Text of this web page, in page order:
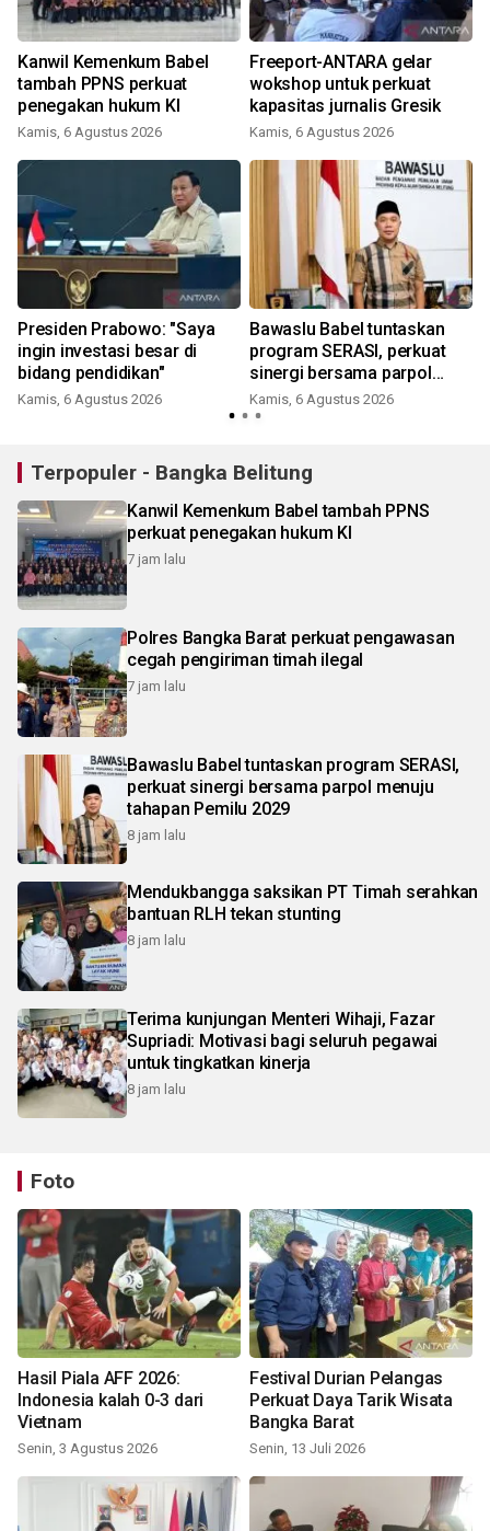
Kanwil Kemenkum Babel
tambah PPNS perkuat
penegakan hukum KI
Kamis, 6 Agustus 2026
Freeport-ANTARA gelar
wokshop untuk perkuat
kapasitas jurnalis Gresik
Kamis, 6 Agustus 2026
Presiden Prabowo: "Saya
ingin investasi besar di
bidang pendidikan"
Kamis, 6 Agustus 2026
Bawaslu Babel tuntaskan
program SERASI, perkuat
sinergi bersama parpol
menuju tahapan Pemilu
2029
Kamis, 6 Agustus 2026
Terpopuler - Bangka Belitung
Kanwil Kemenkum Babel tambah PPNS
perkuat penegakan hukum KI
7 jam lalu
Polres Bangka Barat perkuat pengawasan
cegah pengiriman timah ilegal
7 jam lalu
Bawaslu Babel tuntaskan program SERASI,
perkuat sinergi bersama parpol menuju
tahapan Pemilu 2029
8 jam lalu
Mendukbangga saksikan PT Timah serahkan
bantuan RLH tekan stunting
8 jam lalu
Terima kunjungan Menteri Wihaji, Fazar
Supriadi: Motivasi bagi seluruh pegawai
untuk tingkatkan kinerja
8 jam lalu
Foto
Hasil Piala AFF 2026:
Indonesia kalah 0-3 dari
Vietnam
Senin, 3 Agustus 2026
Festival Durian Pelangas
Perkuat Daya Tarik Wisata
Bangka Barat
Senin, 13 Juli 2026